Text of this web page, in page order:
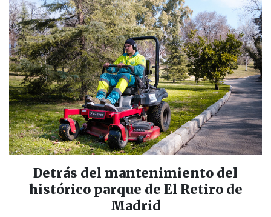
Detrás del mantenimiento del
histórico parque de El Retiro de
Madrid